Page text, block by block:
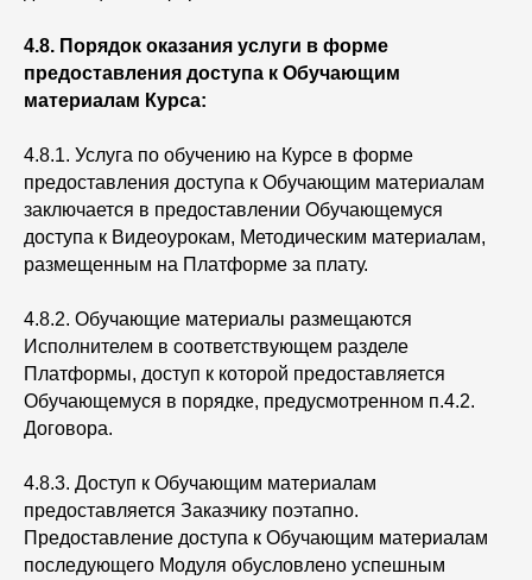
4.8. Порядок оказания услуги в форме
предоставления доступа к Обучающим
материалам Курса:
4.8.1. Услуга по обучению на Курсе в форме
предоставления доступа к Обучающим материалам
заключается в предоставлении Обучающемуся
доступа к Видеоурокам, Методическим материалам,
размещенным на Платформе за плату.
4.8.2. Обучающие материалы размещаются
Исполнителем в соответствующем разделе
Платформы, доступ к которой предоставляется
Обучающемуся в порядке, предусмотренном п.4.2.
Договора.
4.8.3. Доступ к Обучающим материалам
предоставляется Заказчику поэтапно.
Предоставление доступа к Обучающим материалам
последующего Модуля обусловлено успешным